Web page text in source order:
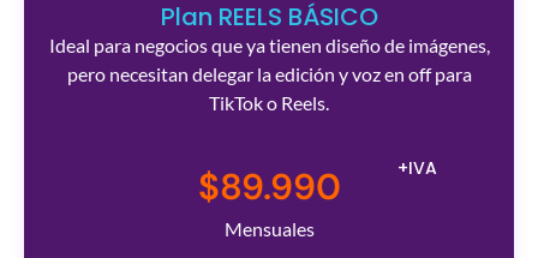
Plan REELS BÁSICO
Ideal para negocios que ya tienen diseño de imágenes,
pero necesitan delegar la edición y voz en off para
TikTok o Reels.
+IVA
$89.990
Mensuales